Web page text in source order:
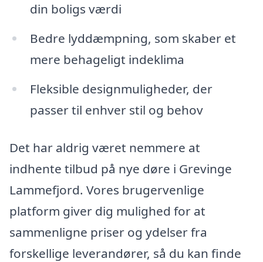
din boligs værdi
Bedre lyddæmpning, som skaber et
mere behageligt indeklima
Fleksible designmuligheder, der
passer til enhver stil og behov
Det har aldrig været nemmere at
indhente tilbud på nye døre i Grevinge
Lammefjord. Vores brugervenlige
platform giver dig mulighed for at
sammenligne priser og ydelser fra
forskellige leverandører, så du kan finde